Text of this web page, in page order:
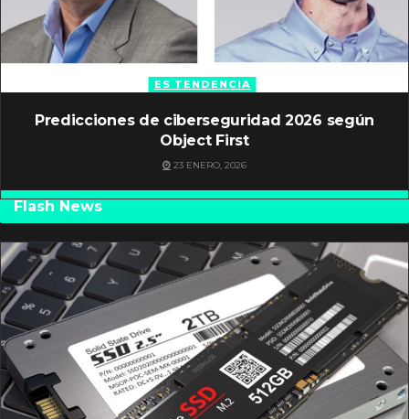
ES TENDENCIA
Predicciones de ciberseguridad 2026 según
Object First
23 ENERO, 2026
Flash News